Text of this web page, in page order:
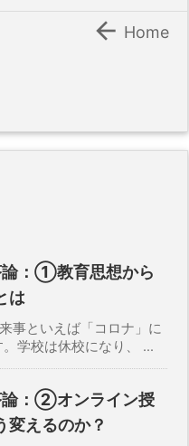
 Home
論：①教育思想から
は
といえば「コロナ」に
学校は休校になり、 ...
論：②オンライン授
変えるのか？